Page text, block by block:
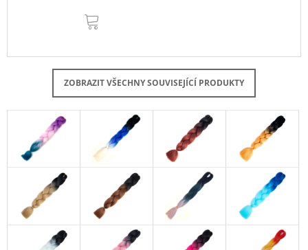
ZOBRAZIT VŠECHNY SOUVISEJÍCÍ PRODUKTY